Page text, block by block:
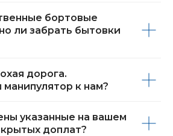
бортовые
ли забрать бытовки
дорога.
к нам?
указанные на вашем
доплат?